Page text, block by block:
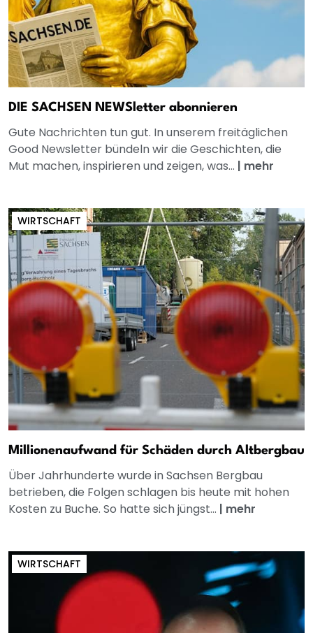
DIE SACHSEN NEWSletter abonnieren
Gute Nachrichten tun gut. In unserem freitäglichen
Good Newsletter bündeln wir die Geschichten, die
Mut machen, inspirieren und zeigen, was... | mehr
WIRTSCHAFT
Millionenaufwand für Schäden durch Altbergbau
Über Jahrhunderte wurde in Sachsen Bergbau
betrieben, die Folgen schlagen bis heute mit hohen
Kosten zu Buche. So hatte sich jüngst... | mehr
WIRTSCHAFT